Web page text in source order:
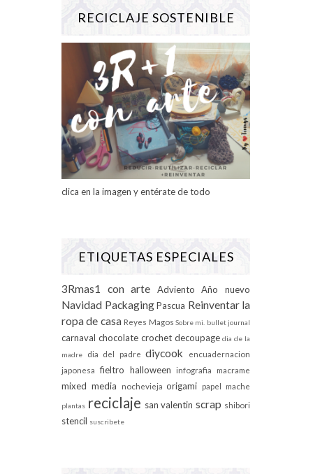
RECICLAJE SOSTENIBLE
clica en la imagen y entérate de todo
ETIQUETAS ESPECIALES
3Rmas1 con arte Adviento Año nuevo
Navidad Packaging Pascua Reinventar la
ropa de casa Reyes Magos Sobre mi. bullet journal
carnaval chocolate crochet decoupage dia de la
madre
dia del padre diycook
encuadernacion
japonesa fieltro halloween infografia macrame
mixed media nochevieja origami papel mache
plantas reciclaje san valentin scrap shibori
stencil suscribete